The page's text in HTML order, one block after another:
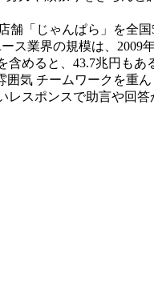
舗「じゃんぱら」を全
ース業界の規模は、2009
含めると、43.7兆円も
囲気 チームワークを重
レスポンスで助言や回